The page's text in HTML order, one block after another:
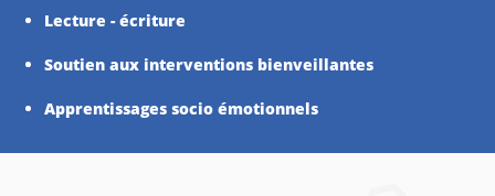
Lecture - écriture
Soutien aux interventions bienveillantes
Apprentissages socio émotionnels